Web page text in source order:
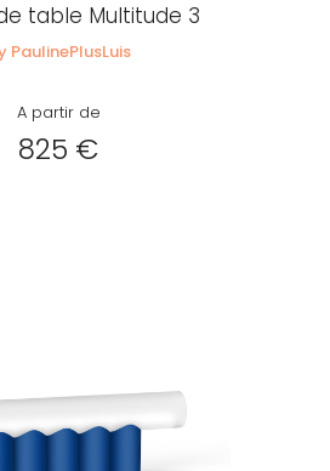
table Multitude 3
PaulinePlusLuis
A partir de
825 €